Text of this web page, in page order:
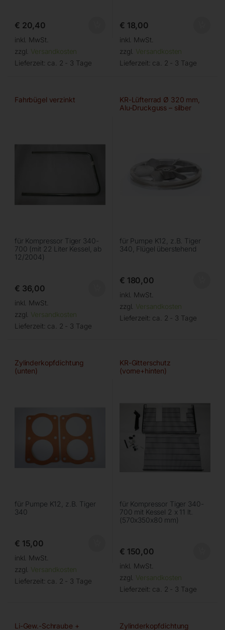
€ 20,40
inkl. MwSt.
zzgl. Versandkosten
Lieferzeit: ca. 2 - 3 Tage
€ 18,00
inkl. MwSt.
zzgl. Versandkosten
Lieferzeit: ca. 2 - 3 Tage
Fahrbügel verzinkt
für Kompressor Tiger 340-
700 (mit 22 Liter Kessel, ab
12/2004)
€ 36,00
inkl. MwSt.
zzgl. Versandkosten
Lieferzeit: ca. 2 - 3 Tage
KR-Lüfterrad Ø 320 mm,
Alu-Druckguss – silber
für Pumpe K12, z.B. Tiger
340, Flügel überstehend
€ 180,00
inkl. MwSt.
zzgl. Versandkosten
Lieferzeit: ca. 2 - 3 Tage
Zylinderkopfdichtung
(unten)
für Pumpe K12, z.B. Tiger
340
€ 15,00
inkl. MwSt.
zzgl. Versandkosten
Lieferzeit: ca. 2 - 3 Tage
KR-Gitterschutz
(vorne+hinten)
für Kompressor Tiger 340-
700 mit Kessel 2 x 11 lt.
(570x350x80 mm)
€ 150,00
inkl. MwSt.
zzgl. Versandkosten
Lieferzeit: ca. 2 - 3 Tage
Li-Gew.-Schraube +
Zylinderkopfdichtung